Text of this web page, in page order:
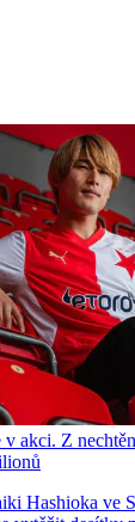
akci. Z
Hashioka ve